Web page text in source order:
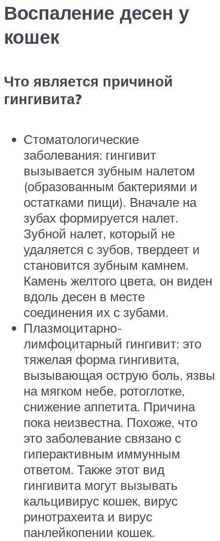
Воспаление десен у
кошек
Что является причиной
гингивита?
Стоматологические
заболевания: гингивит
вызывается зубным налетом
(образованным бактериями и
остатками пищи). Вначале на
зубах формируется налет.
Зубной налет, который не
удаляется с зубов, твердеет и
становится зубным камнем.
Камень желтого цвета, он виден
вдоль десен в месте
соединения их с зубами.
Плазмоцитарно-
лимфоцитарный гингивит: это
тяжелая форма гингивита,
вызывающая острую боль, язвы
на мягком небе, ротоглотке,
снижение аппетита. Причина
пока неизвестна. Похоже, что
это заболевание связано с
гиперактивным иммунным
ответом. Также этот вид
гингивита могут вызывать
кальцивирус кошек, вирус
ринотрахеита и вирус
панлейкопении кошек.